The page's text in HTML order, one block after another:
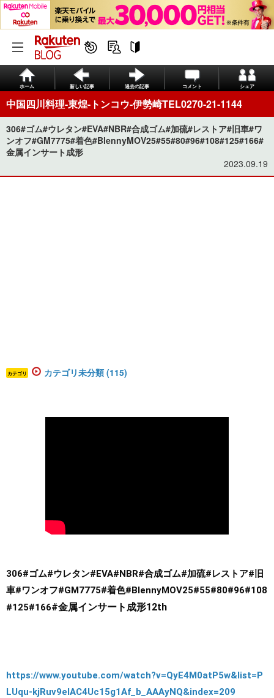
ホーム 新しい記事 過去の記事 コメント シェア
中国四川料理-東煌-トンコウ-伊勢崎TEL0270-21-1144
306#ゴム#ウレタン#EVA#NBR#合成ゴム#加硫#レストア#旧車#ワ
ンオフ#GM7775#着色#BlennyMOV25#55#80#96#108#125#166​#
金属インサート成形
2023.09.19
カテゴリ カテゴリ未分類 (115)
306#ゴム#ウレタン#EVA#NBR#合成ゴム#加硫#レストア#旧
車#ワンオフ#GM7775#着色#BlennyMOV25#55#80#96#108
#125#166​#金属インサート成形12th
https://www.youtube.com/watch?v=QyE4M0atP5w&list=P
LUqu-kjRuv9elAC4Uc15g1Af_b_AAAyNQ&index=209